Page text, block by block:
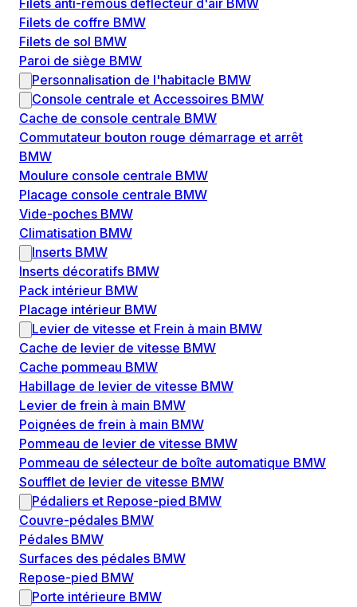
Filets anti-remous déflecteur d'air BMW
Filets de coffre BMW
Filets de sol BMW
Paroi de siège BMW
Personnalisation de l'habitacle BMW
Console centrale et Accessoires BMW
Cache de console centrale BMW
Commutateur bouton rouge démarrage et arrêt
BMW
Moulure console centrale BMW
Placage console centrale BMW
Vide-poches BMW
Climatisation BMW
Inserts BMW
Inserts décoratifs BMW
Pack intérieur BMW
Placage intérieur BMW
Levier de vitesse et Frein à main BMW
Cache de levier de vitesse BMW
Cache pommeau BMW
Habillage de levier de vitesse BMW
Levier de frein à main BMW
Poignées de frein à main BMW
Pommeau de levier de vitesse BMW
Pommeau de sélecteur de boîte automatique BMW
Soufflet de levier de vitesse BMW
Pédaliers et Repose-pied BMW
Couvre-pédales BMW
Pédales BMW
Surfaces des pédales BMW
Repose-pied BMW
Porte intérieure BMW